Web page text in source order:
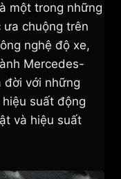
một trong những
chuộng trên
nghệ độ xe,
Mercedes-
đời với những
suất động
và hiệu suất